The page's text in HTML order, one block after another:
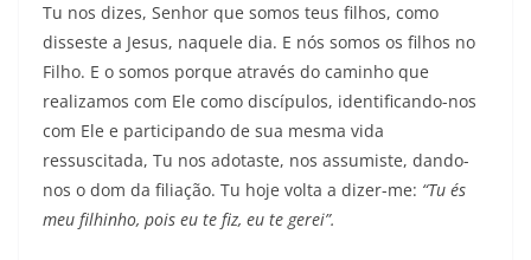
Tu nos dizes, Senhor que somos teus filhos, como
disseste a Jesus, naquele dia. E nós somos os filhos no
Filho. E o somos porque através do caminho que
realizamos com Ele como discípulos, identificando-nos
com Ele e participando de sua mesma vida
ressuscitada, Tu nos adotaste, nos assumiste, dando-
nos o dom da filiação. Tu hoje volta a dizer-me: “Tu és
meu filhinho, pois eu te fiz, eu te gerei”.